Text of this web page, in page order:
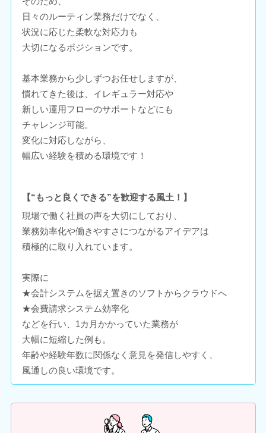
日々のルーティン業務だけでなく、
状況に応じた柔軟な対応力も
大切になるポジションです。
基本業務から少しずつお任せしますが、
慣れてきた後は、イレギュラー対応や
新しい運用フローのサポートなどにも
チャレンジ可能。
変化に対応しながら、
幅広い経験を積める環境です！
【“もっと良くできる”を歓迎する風土！】
現場で働く社員の声を大切にしており、
業務効率化や働きやすさにつながるアイデアは
積極的に取り入れています。
実際に
★会計システムを据え置きのソフトからクラウドへ
★会費請求システム効率化
などを行い、1カ月かかっていた業務が
大幅に短縮した例も。
年齢や経験年数に関係なく意見を発信しやすく、
風通しの良い環境です。